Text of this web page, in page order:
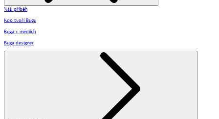
Náš příběh
Kdo tvoří Bugu
Buga v médiích
Buga designer